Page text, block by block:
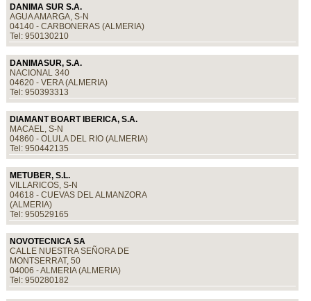
DANIMA SUR S.A.
AGUA AMARGA, S-N
04140 - CARBONERAS (ALMERIA)
Tel: 950130210
DANIMASUR, S.A.
NACIONAL 340
04620 - VERA (ALMERIA)
Tel: 950393313
DIAMANT BOART IBERICA, S.A.
MACAEL, S-N
04860 - OLULA DEL RIO (ALMERIA)
Tel: 950442135
METUBER, S.L.
VILLARICOS, S-N
04618 - CUEVAS DEL ALMANZORA
(ALMERIA)
Tel: 950529165
NOVOTECNICA SA
CALLE NUESTRA SEÑORA DE
MONTSERRAT, 50
04006 - ALMERIA (ALMERIA)
Tel: 950280182